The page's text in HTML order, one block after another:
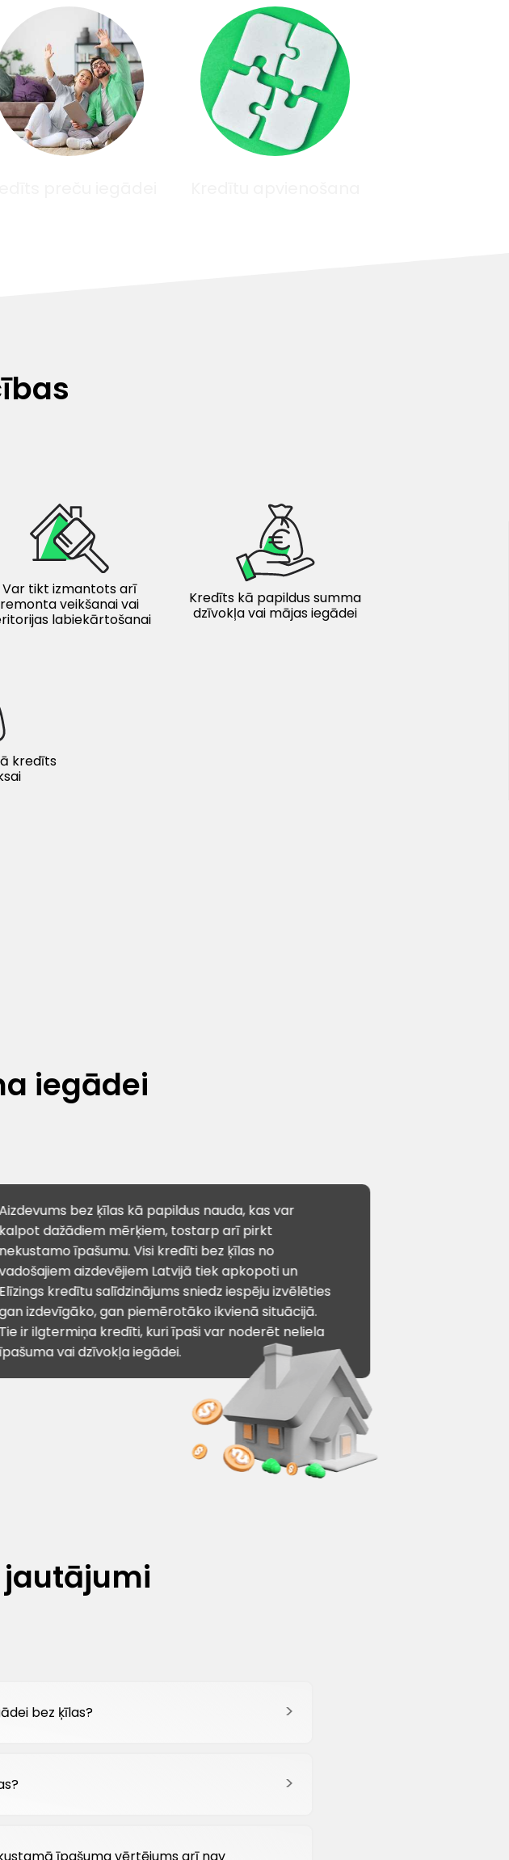
Var tikt izmantots arī
remonta veikšanai vai
labiekārtošanai
Kredīts kā papildus summa
dzīvokļa vai mājas iegādei
kredīts
iegādei
bez ķīlas kā papildus nauda, kas var
kalpot dažādiem mērķiem, tostarp arī pirkt
nekustamo īpašumu. Visi kredīti bez ķīlas no
aizdevējiem Latvijā tiek apkopoti un
Elīzings kredītu salīdzinājums sniedz iespēju izvēlēties
izdevīgāko, gan piemērotāko ikvienā situācijā.
Tie ir ilgtermiņa kredīti, kuri īpaši var noderēt neliela
vai dzīvokļa iegādei.
jautājumi
bez ķīlas?